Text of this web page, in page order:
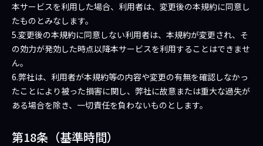
本サービスを利用した場合、利用者は、変更後の本規約に同意し
たものとみなします。
5.変更後の本規約に同意しない利用者は、本規約が変更され、そ
の効力が発効した時点以降本サービスを利用することはできませ
ん。
6.弊社は、利用者が本規約等の内容や変更の有無を確認しなかっ
たことにより被った損害に関し、弊社に故意または重大な過失が
ある場合を除き、一切責任を負わないものとします。
第18条（基準時間）